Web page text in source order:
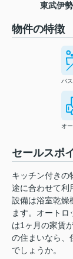
東武伊
物件の特徴
バ
オ
セールスポ
キッチン付きの
途に合わせて利
設備は浴室乾燥
ます。オートロ
は1ヶ月の家賃
の住まいなら
でしょうか。